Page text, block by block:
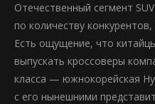
Отечественный сегмент
по количеству
Есть ощущение, что
выпускать кроссоверы
класса — южнокорейская
с его нынешними